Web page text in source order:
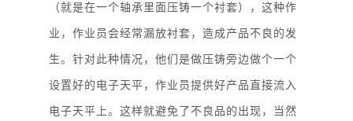
（就是在一个轴承里面压铸一个衬套），这种作
业，作业员会经常漏放衬套，造成产品不良的发
生。针对此种情况，他们是做压铸旁边做个一个
设置好的电子天平，作业员提供好产品直接流入
电子天平上。这样就避免了不良品的出现，当然